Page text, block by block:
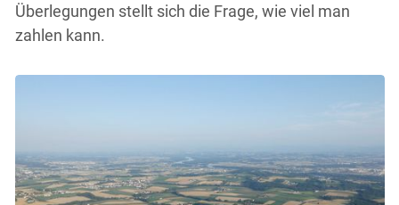
Überlegungen stellt sich die Frage, wie viel man
zahlen kann.